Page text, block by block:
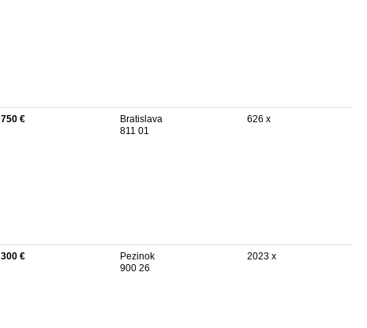
750 €
Bratislava
811 01
626 x
300 €
Pezinok
900 26
2023 x